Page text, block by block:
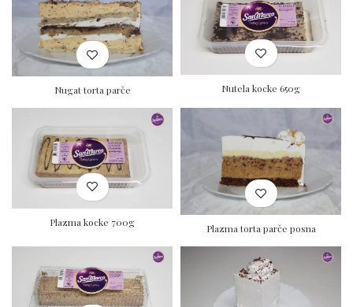
Nugat torta parče Nutela kocke 650g
Plazma kocke 700g
Plazma torta parče posna